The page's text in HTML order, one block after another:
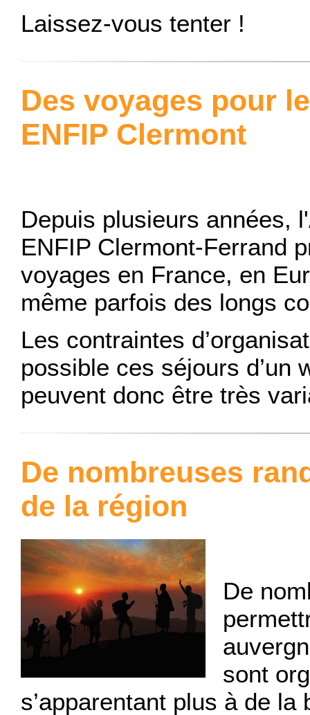
Laissez-vous tenter !
Des voyages pour
ENFIP Clermont
Depuis plusieurs années,
ENFIP Clermont-Ferrand
voyages en France, en
même parfois des longs
Les contraintes
possible ces séjours d’un
peuvent donc être très
De nombreuses
de la région
De
sont
s’apparentant plus à de